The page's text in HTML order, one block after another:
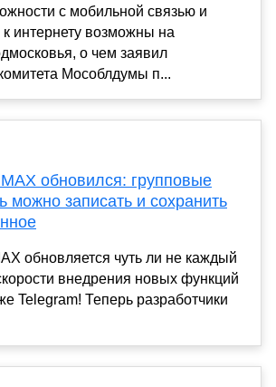
с мобильной связью и
интернету возможны на
о чем заявил
Мособлдумы п...
обновился: групповые
можно записать и сохранить
обновляется чуть ли не каждый
внедрения новых функций
Telegram! Теперь разработчики